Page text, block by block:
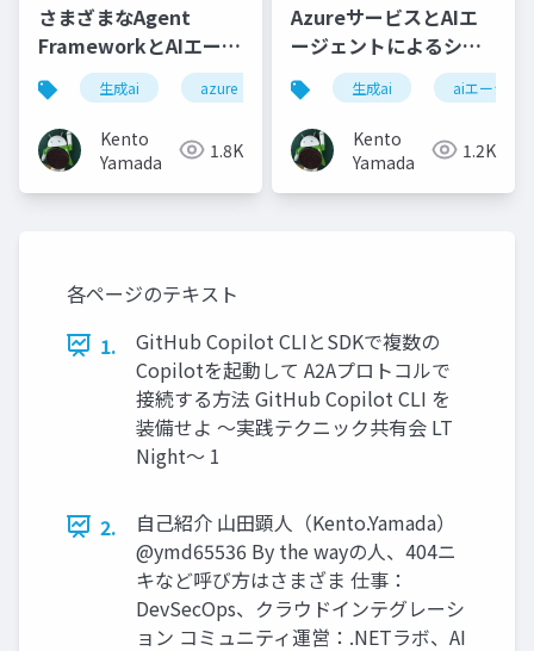
さまざまなAgent
FrameworkとAIエージ
ェントの評価
生成ai azure adk
Kento
Yamada
1.8K
AzureサービスとAIエ
ージェントによるシス
テム運用の現実解
生成ai aiエージェ
Kento
Yamada
1.2K
各ページのテキスト
1.
GitHub Copilot CLIとSDKで複数の
Copilotを起動して A2Aプロトコルで
接続する方法 GitHub Copilot CLI を
装備せよ 〜実践テクニック共有会 LT
Night〜 1
2.
自己紹介 山田顕人（Kento.Yamada）
@ymd65536 By the wayの人、404ニ
キなど呼び方はさまざま 仕事：
DevSecOps、クラウドインテグレーシ
ョン コミュニティ運営：.NETラボ、AI